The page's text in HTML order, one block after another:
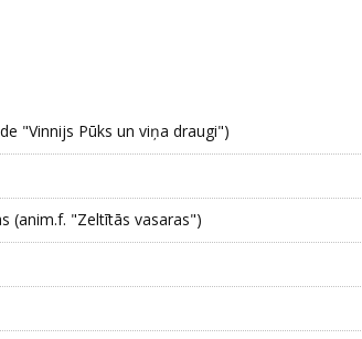
"Vinnijs Pūks un viņa draugi")
(anim.f. "Zeltītās vasaras")